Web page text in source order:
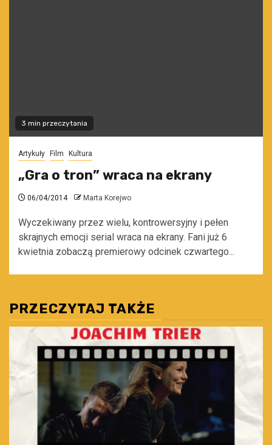
3 min przeczytania
Artykuły Film Kultura
„Gra o tron” wraca na ekrany
06/04/2014 Marta Korejwo
Wyczekiwany przez wielu, kontrowersyjny i pełen
skrajnych emocji serial wraca na ekrany. Fani już 6
kwietnia zobaczą premierowy odcinek czwartego...
PRZECZYTAJ TAKŻE